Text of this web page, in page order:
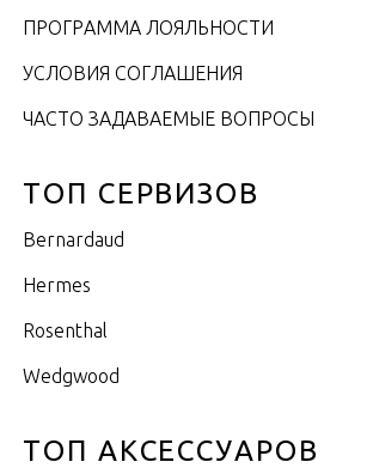
ПРОГРАММА ЛОЯЛЬНОСТИ
УСЛОВИЯ СОГЛАШЕНИЯ
ЧАСТО ЗАДАВАЕМЫЕ ВОПРОСЫ
ТОП СЕРВИЗОВ
Bernardaud
Hermes
Rosenthal
Wedgwood
ТОП АКСЕССУАРОВ